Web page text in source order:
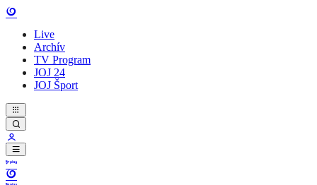
Live
Archív
TV Program
JOJ 24
JOJ Šport